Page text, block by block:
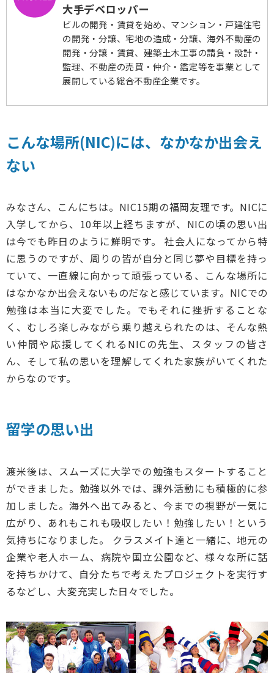
大手デベロッパー
ビルの開発・賃貸を始め、マンション・戸建住宅
の開発・分譲、宅地の造成・分譲、海外不動産の
開発・分譲・賃貸、建築土木工事の請負・設計・
監理、不動産の売買・仲介・鑑定等を事業として
展開している総合不動産企業です。
こんな場所(NIC)には、なかなか出会え
ない
みなさん、こんにちは。NIC15期の福岡友理です。NICに
入学してから、10年以上経ちますが、NICの頃の思い出
は今でも昨日のように鮮明です。 社会人になってから特
に思うのですが、周りの皆が自分と同じ夢や目標を持っ
ていて、一直線に向かって頑張っている、こんな場所に
はなかなか出会えないものだなと感じています。NICでの
勉強は本当に大変でした。でもそれに挫折することな
く、むしろ楽しみながら乗り越えられたのは、そんな熱
い仲間や応援してくれるNICの先生、スタッフの皆さ
ん、そして私の思いを理解してくれた家族がいてくれた
からなのです。
留学の思い出
渡米後は、スムーズに大学での勉強もスタートすること
ができました。勉強以外では、課外活動にも積極的に参
加しました。海外へ出てみると、今までの視野が一気に
広がり、あれもこれも吸収したい！勉強したい！という
気持ちになりました。 クラスメイト達と一緒に、地元の
企業や老人ホーム、病院や国立公園など、様々な所に話
を持ちかけて、自分たちで考えたプロジェクトを実行す
るなどし、大変充実した日々でした。